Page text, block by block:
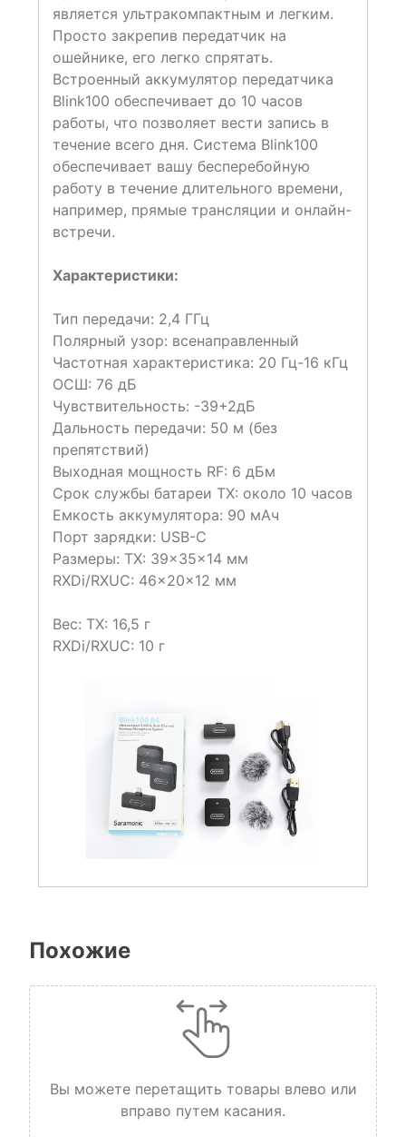
является ультракомпактным и легким.
Просто закрепив передатчик на
ошейнике, его легко спрятать.
Встроенный аккумулятор передатчика
Blink100 обеспечивает до 10 часов
работы, что позволяет вести запись в
течение всего дня. Система Blink100
обеспечивает вашу бесперебойную
работу в течение длительного времени,
например, прямые трансляции и онлайн-
встречи.
Характеристики:
Тип передачи: 2,4 ГГц
Полярный узор: всенаправленный
Частотная характеристика: 20 Гц-16 кГц
ОСШ: 76 дБ
Чувствительность: -39+2дБ
Дальность передачи: 50 м (без
препятствий)
Выходная мощность RF: 6 дБм
Срок службы батареи TX: около 10 часов
Емкость аккумулятора: 90 мАч
Порт зарядки: USB-C
Размеры: ТХ: 39×35×14 мм
RXDi/RXUC: 46×20×12 мм
Вес: TX: 16,5 г
RXDi/RXUC: 10 г
Похожие
Вы можете перетащить товары влево или
вправо путем касания.